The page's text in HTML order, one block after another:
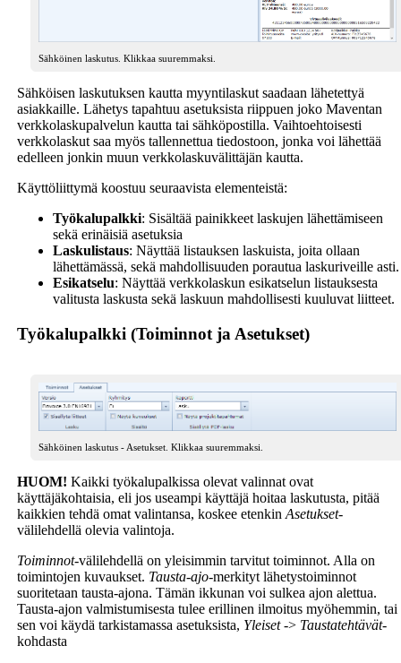
Sähköinen laskutus. Klikkaa suuremmaksi.
Sähköisen laskutuksen kautta myyntilaskut saadaan lähetettyä
asiakkaille. Lähetys tapahtuu asetuksista riippuen joko Maventan
verkkolaskupalvelun kautta tai sähköpostilla. Vaihtoehtoisesti
verkkolaskut saa myös tallennettua tiedostoon, jonka voi lähettää
edelleen jonkin muun verkkolaskuvälittäjän kautta.
Käyttöliittymä koostuu seuraavista elementeistä:
Työkalupalkki: Sisältää painikkeet laskujen lähettämiseen
sekä erinäisiä asetuksia
Laskulistaus: Näyttää listauksen laskuista, joita ollaan
lähettämässä, sekä mahdollisuuden porautua laskuriveille asti.
Esikatselu: Näyttää verkkolaskun esikatselun listauksesta
valitusta laskusta sekä laskuun mahdollisesti kuuluvat liitteet.
Työkalupalkki (Toiminnot ja Asetukset)
Sähköinen laskutus - Asetukset. Klikkaa suuremmaksi.
HUOM! Kaikki työkalupalkissa olevat valinnat ovat
käyttäjäkohtaisia, eli jos useampi käyttäjä hoitaa laskutusta, pitää
kaikkien tehdä omat valintansa, koskee etenkin Asetukset-
välilehdellä olevia valintoja.
Toiminnot-välilehdellä on yleisimmin tarvitut toiminnot. Alla on
toimintojen kuvaukset. Tausta-ajo-merkityt lähetystoiminnot
suoritetaan tausta-ajona. Tämän ikkunan voi sulkea ajon alettua.
Tausta-ajon valmistumisesta tulee erillinen ilmoitus myöhemmin, tai
sen voi käydä tarkistamassa asetuksista, Yleiset-> Taustatehtävät-
kohdasta